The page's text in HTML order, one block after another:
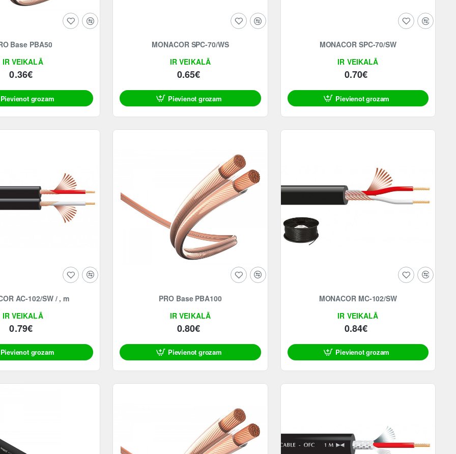
IR VEIKALĀ
Base PBA50
0.36€
Pievienot grozam
IR VEIKALĀ
MONACOR SPC-70/WS
0.65€
Pievienot grozam
IR VEIKALĀ
MONACOR SPC-70/SW
0.70€
Pievienot grozam
IR VEIKALĀ
MONACOR AC-102/SW / , m
0.79€
Pievienot grozam
IR VEIKALĀ
PRO Base PBA100
0.80€
Pievienot grozam
IR VEIKALĀ
MONACOR MC-102/SW
0.84€
Pievienot grozam